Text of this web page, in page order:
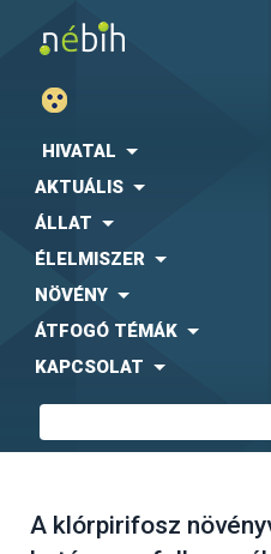
HIVATAL
AKTUÁLIS
ÁLLAT
ÉLELMISZER
NÖVÉNY
ÁTFOGÓ TÉMÁK
KAPCSOLAT
A klórpirifosz